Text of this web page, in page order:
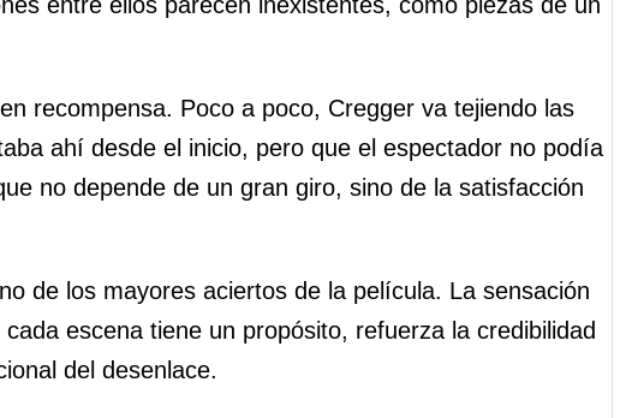
recompensa. Poco a poco, Cregger va tejiendo las
ahí desde el inicio, pero que el espectador no podía
no depende de un gran giro, sino de la satisfacción
de los mayores aciertos de la película. La sensación
escena tiene un propósito, refuerza la credibilidad
del desenlace.